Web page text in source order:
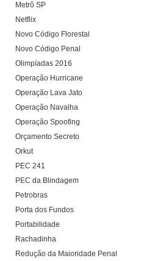
Metrô SP
Netflix
Novo Código Florestal
Novo Código Penal
Olimpíadas 2016
Operação Hurricane
Operação Lava Jato
Operação Navalha
Operação Spoofing
Orçamento Secreto
Orkut
PEC 241
PEC da Blindagem
Petrobras
Porta dos Fundos
Portabilidade
Rachadinha
Redução da Maioridade Penal